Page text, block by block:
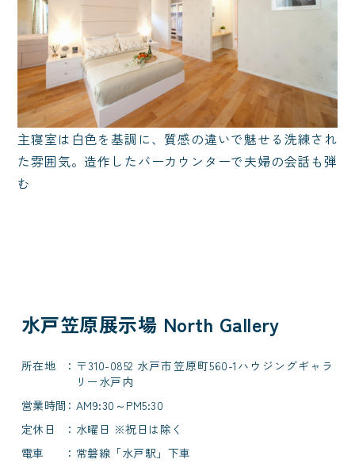
主寝室は白色を基調に、質感の違いで魅せる洗練され
た雰囲気。造作したバーカウンターで夫婦の会話も弾
む
水戸笠原展示場 North Gallery
所在地
〒310-0852 水戸市笠原町560-1ハウジングギャラ
リー水戸内
営業時間
AM9:30～PM5:30
定休日
水曜日 ※祝日は除く
電車
常磐線「水戸駅」下車